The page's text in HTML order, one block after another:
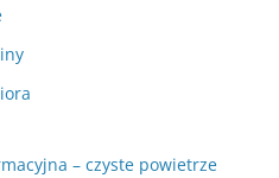
– czyste powietrze